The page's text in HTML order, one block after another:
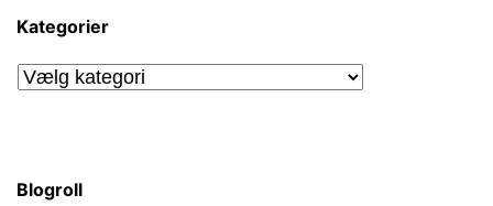
Kategorier
Kategorier
Blogroll